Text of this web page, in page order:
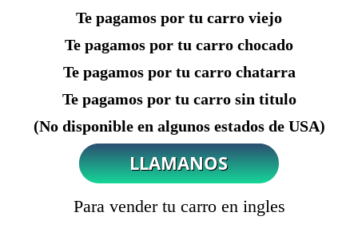
Te pagamos por tu carro viejo
Te pagamos por tu carro chocado
Te pagamos por tu carro chatarra
Te pagamos por tu carro sin titulo
(No disponible en algunos estados de USA)
Para vender tu carro en ingles